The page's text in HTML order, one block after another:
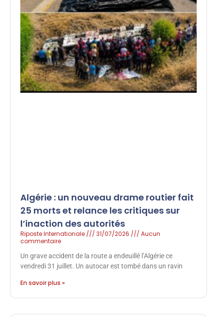
Algérie : un nouveau drame routier fait
25 morts et relance les critiques sur
l’inaction des autorités
Riposte Internationale 31/07/2026
Aucun
commentaire
Un grave accident de la route a endeuillé l’Algérie ce
vendredi 31 juillet. Un autocar est tombé dans un ravin
En savoir plus »